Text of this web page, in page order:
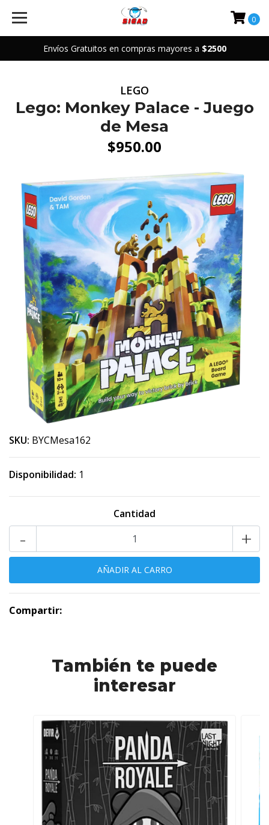
Envíos Gratuitos en compras mayores a $2500
0
LEGO
Lego: Monkey Palace - Juego
de Mesa
$950.00
SKU: BYCMesa162
Disponibilidad: 1
Cantidad
+
-
Compartir:
También te puede
interesar